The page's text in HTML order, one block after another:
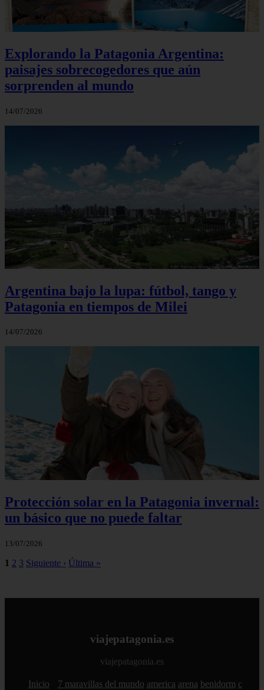
Explorando la Patagonia Argentina:
paisajes sobrecogedores que aún
sorprenden al mundo
14/07/2026
Argentina bajo la lupa: fútbol, tango y
Patagonia en tiempos de Milei
14/07/2026
Protección solar en la Patagonia invernal:
un básico que no puede faltar
13/07/2026
1 2 3 Siguiente › Última »
viajepatagonia.es
viajepatagonia.es
Inicio 7 maravillas del mundo america arena benidorm c